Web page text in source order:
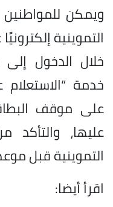
ويمكن للمواطنين
التموينية
خلال الدخول إلى
خدمة
على موقف
عليها،
التموينية قبل
اقرأ أيضا: